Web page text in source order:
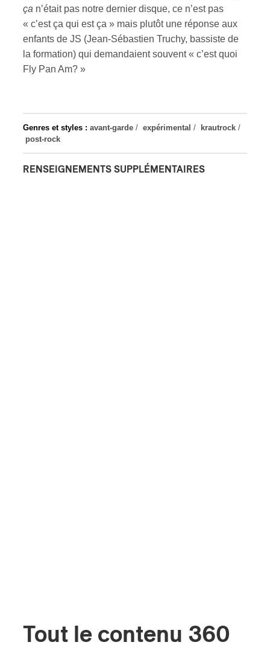
Genres et styles : avant-garde / expérimental / krautrock /
post-rock
RENSEIGNEMENTS SUPPLÉMENTAIRES
ça n’était pas notre dernier disque, ce n’est pas
« c’est ça qui est ça » mais plutôt une réponse aux
enfants de JS (Jean-Sébastien Truchy, bassiste de
la formation) qui demandaient souvent « c’est quoi
Fly Pan Am? »
Tout le contenu 360